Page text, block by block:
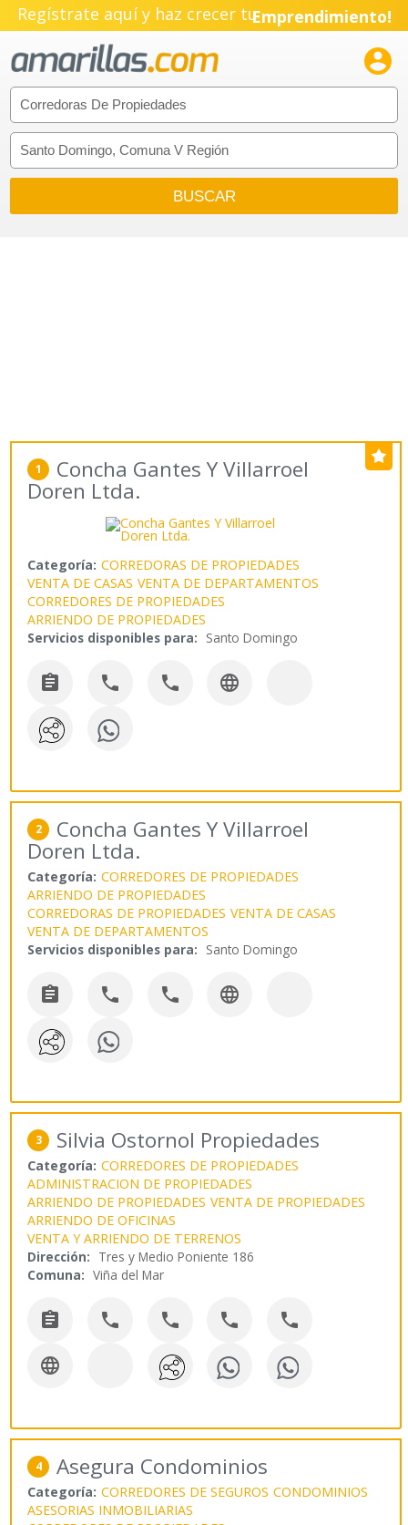
Regístrate aquí y haz crecer tuEmprendimiento!

1 Concha Gantes Y Villarroel
Doren Ltda.
Categoría: CORREDORAS DE PROPIEDADES
VENTA DE CASAS VENTA DE DEPARTAMENTOS
CORREDORES DE PROPIEDADES
ARRIENDO DE PROPIEDADES
Servicios disponibles para: Santo Domingo
   
2 Concha Gantes Y Villarroel
Doren Ltda.
Categoría: CORREDORES DE PROPIEDADES
ARRIENDO DE PROPIEDADES
CORREDORAS DE PROPIEDADES VENTA DE CASAS
VENTA DE DEPARTAMENTOS
Servicios disponibles para: Santo Domingo
   
3 Silvia Ostornol Propiedades
Categoría: CORREDORES DE PROPIEDADES
ADMINISTRACION DE PROPIEDADES
ARRIENDO DE PROPIEDADES VENTA DE PROPIEDADES
ARRIENDO DE OFICINAS
VENTA Y ARRIENDO DE TERRENOS
Dirección: Tres y Medio Poniente 186
Comuna: Viña del Mar
    

4 Asegura Condominios
Categoría: CORREDORES DE SEGUROS CONDOMINIOS
ASESORIAS INMOBILIARIAS